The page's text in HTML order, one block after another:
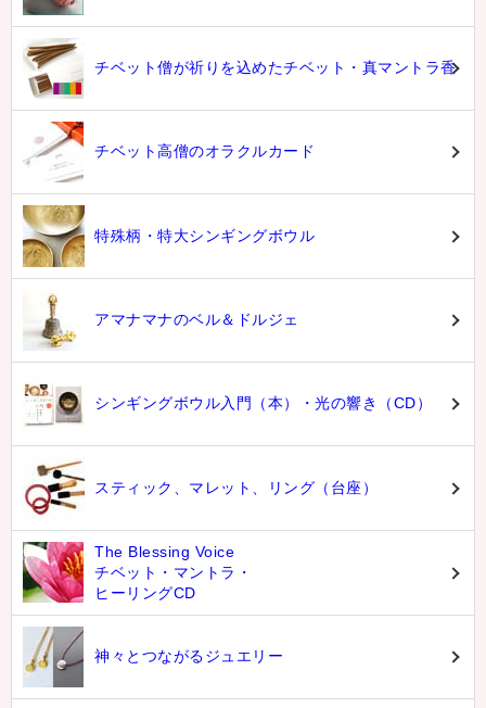
チベット僧が祈りを込めたチベット・真マントラ香
チベット高僧のオラクルカード
特殊柄・特大シンギングボウル
アマナマナのベル＆ドルジェ
シンギングボウル入門（本）・光の響き（CD）
スティック、マレット、リング（台座）
The Blessing Voice
チベット・マントラ・
ヒーリングCD
神々とつながるジュエリー